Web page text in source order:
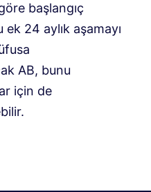
başlangıç
ek 24 aylık aşamayı
AB, bunu
için de